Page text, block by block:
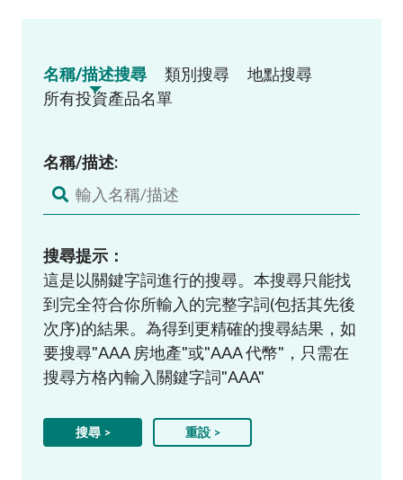
名稱/描述搜尋 類別搜尋
地點搜尋
所有投資產品名單
名稱/描述:
搜尋提示：
這是以關鍵字詞進行的搜尋。本搜尋只能找
到完全符合你所輸入的完整字詞(包括其先後
次序)的結果。為得到更精確的搜尋結果，如
要搜尋"AAA 房地產"或"AAA 代幣"，只需在
搜尋方格內輸入關鍵字詞"AAA"